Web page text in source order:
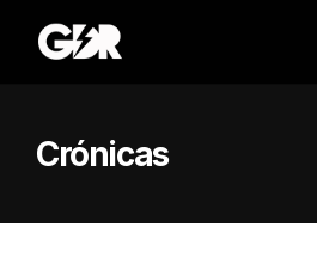
Crónicas